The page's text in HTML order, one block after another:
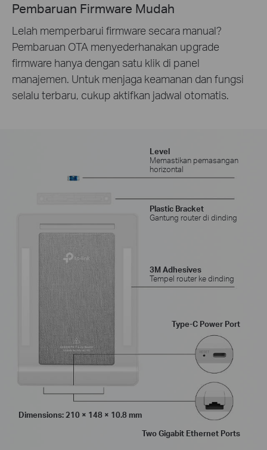
Pembaruan Firmware Mudah
Lelah memperbarui firmware secara manual?
Pembaruan OTA menyederhanakan upgrade
firmware hanya dengan satu klik di panel
manajemen. Untuk menjaga keamanan dan fungsi
selalu terbaru, cukup aktifkan jadwal otomatis.
Level
Memastikan pemasangan
horizontal
Plastic Bracket
Gantung router di dinding
3M Adhesives
Tempel router ke dinding
Type-C Power Port
Two Gigabit Ethernet Ports
Dimensions: 210 × 148 × 10.8 mm